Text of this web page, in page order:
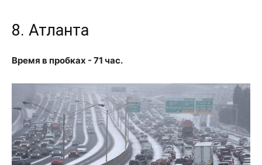
8. Атланта
Время в пробках - 71 час.